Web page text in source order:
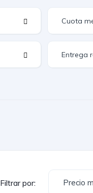
Filtrar por: Precio